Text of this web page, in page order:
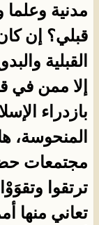
مدنية وعلما
قبلي؟ إن
القبلية
إلا ممن في
بازدراء
المنحوسة،
مجتمعات
ترتقوا
تعاني منها